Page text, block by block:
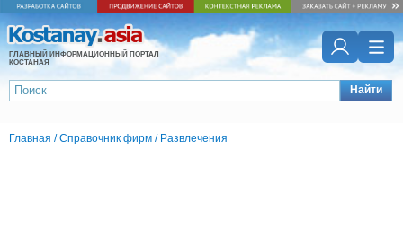
ГЛАВНЫЙ ИНФОРМАЦИОННЫЙ ПОРТАЛ
КОСТАНАЯ
Найти
Главная /Справочник фирм / Развлечения